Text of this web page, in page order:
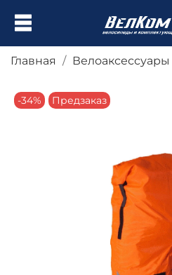
Главная Велоаксессуары
-34% Предзаказ